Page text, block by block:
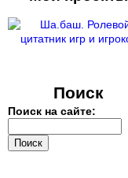
Поиск
Поиск на сайте: